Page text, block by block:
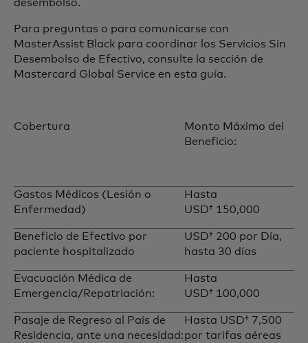
desembolso.
Para preguntas o para comunicarse con
MasterAssist Black para coordinar los Servicios Sin
Desembolso de Efectivo, consulte la sección de
Mastercard Global Service en esta guía.
Cobertura
Monto Máximo del
Beneficio:
Gastos Médicos (Lesión o
Enfermedad)
Hasta
USD† 150,000
Beneficio de Efectivo por
paciente hospitalizado
USD† 200 por Día,
hasta 30 días
Evacuación Médica de
Emergencia/Repatriación:
Hasta
USD† 100,000
Pasaje de Regreso al País de
Residencia, ante una necesidad:
Hasta USD† 7,500
por tarifas aéreas